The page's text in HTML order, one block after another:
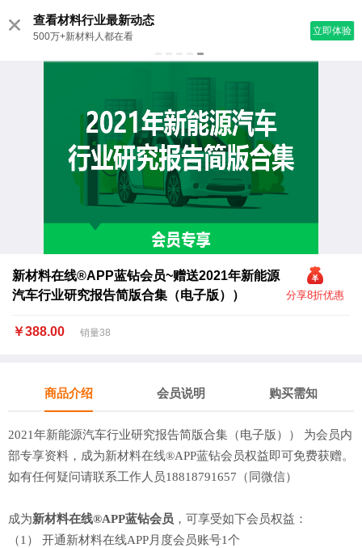
分享8折优惠
新材料在线®APP蓝钻会员~赠送2021年新能源
汽车行业研究报告简版合集（电子版））
￥388.00 销量38
商品介绍 会员说明 购买需知
2021年新能源汽车行业研究报告简版合集（电子版）） 为会员内
部专享资料，成为新材料在线®APP蓝钻会员权益即可免费获赠。
如有任何疑问请联系工作人员18818791657（同微信）
成为新材料在线®APP蓝钻会员 ，可享受如下会员权益：
（1） 开通新材料在线APP月度会员账号1个
即体验
5万+终端品牌商在这里找材料
采购资源库·研发数据库·企业营销助手